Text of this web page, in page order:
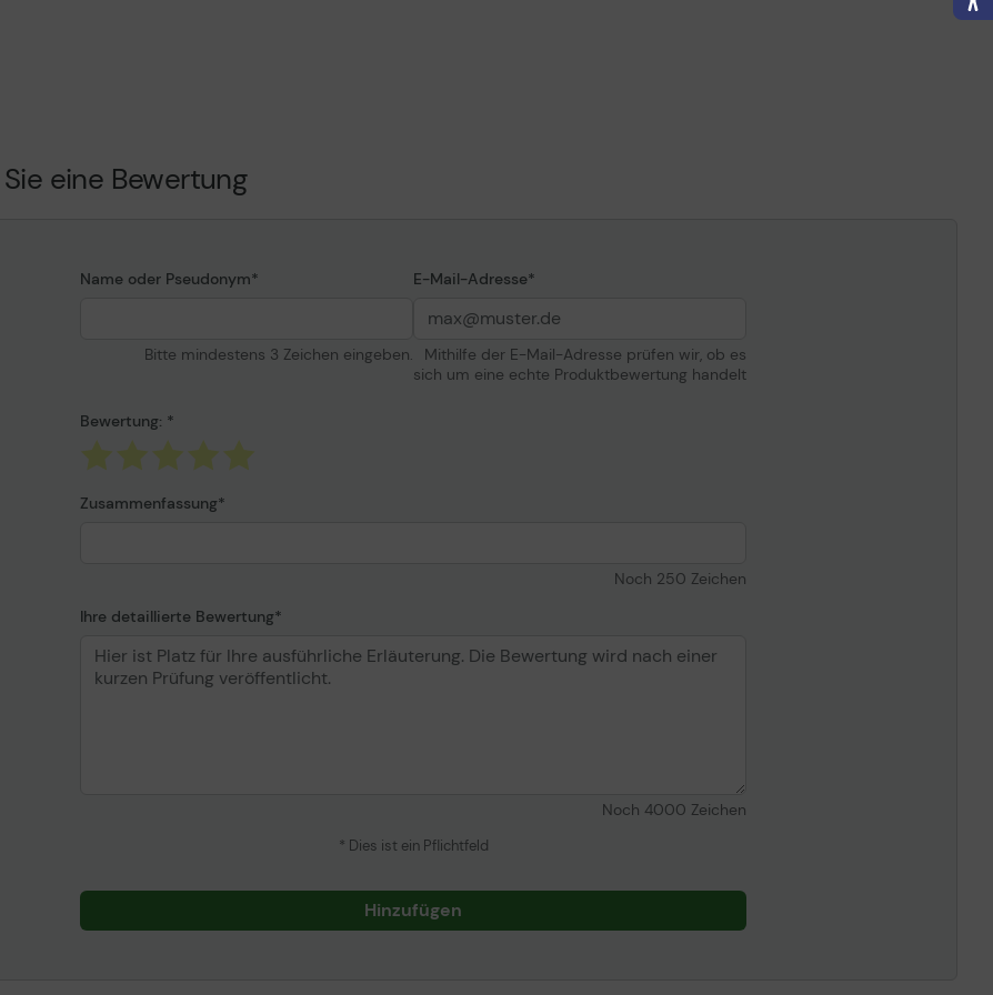
und den Aktivierungsanweisungen wird nach dem Kauf an die von Ihnen angegebene Adresse
Aktivierungsanleitung werden Ihnen nach dem Kauf per E-Mail zugeschickt.
eine Bewertung
Name oder Pseudonym
Bitte mindestens 3 Zeichen eingeben.
E-Mail-Adresse
Mithilfe der E-Mail-Adresse prüfen wir, ob es
sich um eine echte Produktbewertung handelt
Bewertung:
Zusammenfassung
Noch 250 Zeichen
Ihre detaillierte Bewertung
Noch 4000 Zeichen
* Dies ist ein Pflichtfeld
Hinzufügen